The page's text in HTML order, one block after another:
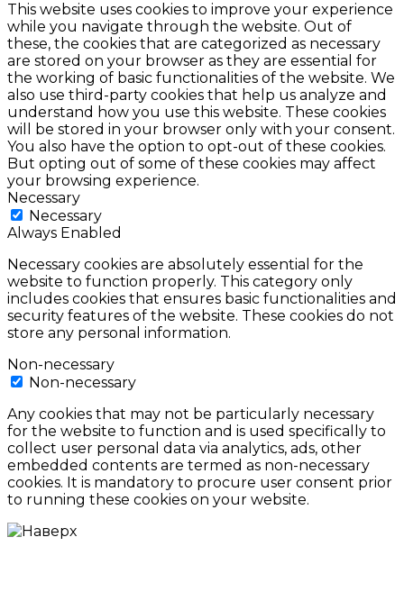
This website uses cookies to improve your experience
while you navigate through the website. Out of
these, the cookies that are categorized as necessary
are stored on your browser as they are essential for
the working of basic functionalities of the website. We
also use third-party cookies that help us analyze and
understand how you use this website. These cookies
will be stored in your browser only with your consent.
You also have the option to opt-out of these cookies.
But opting out of some of these cookies may affect
your browsing experience.
Necessary
Necessary
Always Enabled
Necessary cookies are absolutely essential for the
website to function properly. This category only
includes cookies that ensures basic functionalities and
security features of the website. These cookies do not
store any personal information.
Non-necessary
Non-necessary
Any cookies that may not be particularly necessary
for the website to function and is used specifically to
collect user personal data via analytics, ads, other
embedded contents are termed as non-necessary
cookies. It is mandatory to procure user consent prior
to running these cookies on your website.